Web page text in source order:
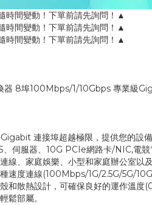
時間變動！下單前請先詢問！▲
時間變動！下單前請先詢問！▲
時間變動！下單前請先詢問！▲
器 8埠100Mbps/1/10Gbps 專業級
連接埠超越極限，提供您的設
、伺服器、10G PCIe網路卡/NIC,電
線、家庭娛樂、小型和家庭辦公室以
速度連線(100Mbps/1G/2.5G/5G/
和散熱設計，可確保良好的運作溫度
鬆部屬。